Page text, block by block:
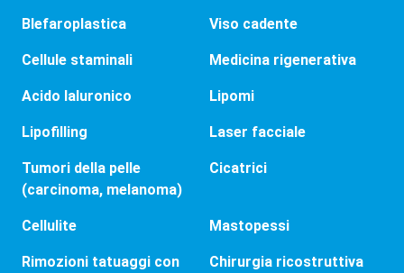
Blefaroplastica Viso cadente
Cellule staminali Medicina rigenerativa
Acido Ialuronico Lipomi
Lipofilling Laser facciale
Tumori della pelle
(carcinoma, melanoma)
Cicatrici
Cellulite Mastopessi
Rimozioni tatuaggi con
Chirurgia ricostruttiva